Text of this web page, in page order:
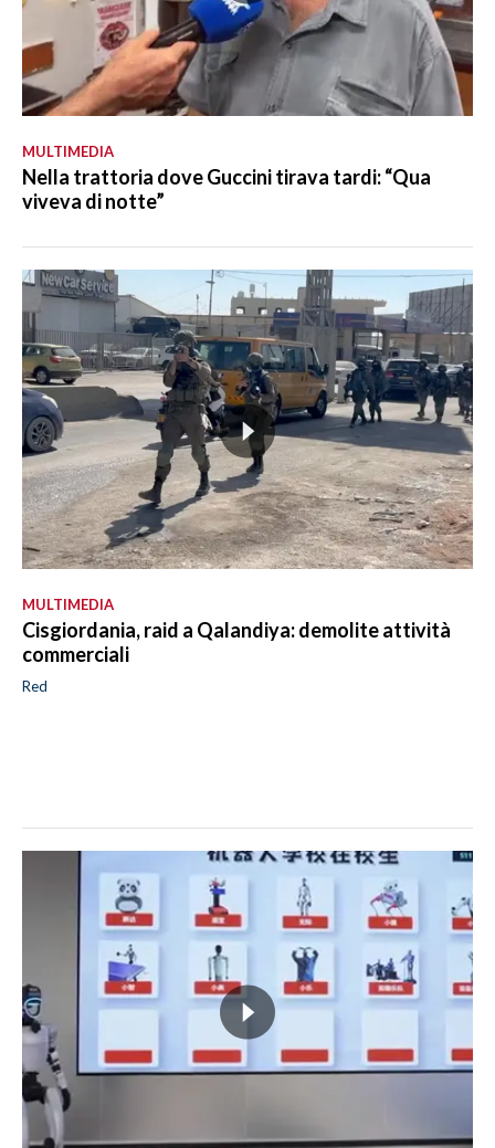
MULTIMEDIA
Nella trattoria dove Guccini tirava tardi: “Qua
viveva di notte”
MULTIMEDIA
Cisgiordania, raid a Qalandiya: demolite attività
commerciali
Red